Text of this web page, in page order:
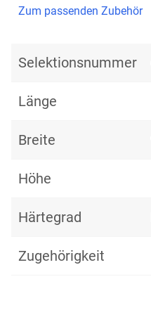
Zum passenden Zubehör
Selektionsnummer
Länge
Breite
Höhe
Härtegrad
Zugehörigkeit